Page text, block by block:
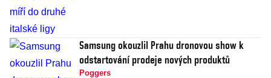
Samsung okouzlil Prahu dronovou show k
odstartování prodeje nových produktů
Poggers